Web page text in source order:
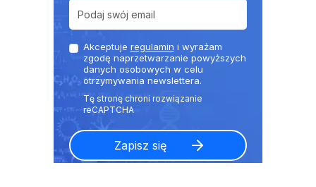
Akceptuje regulamin i wyrażam
zgodę naprzetwarzanie powyższych
danych osobowych w celu
otrzymywania newslettera.